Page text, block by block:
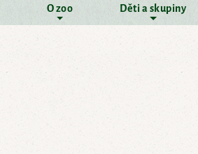
O zoo Děti a skupiny